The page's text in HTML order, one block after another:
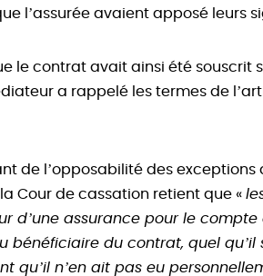
l’assurée avaient apposé leurs
le contrat avait ainsi été souscrit
a rappelé les termes de
de l’opposabilité des
Cour de cassation retient que «
d’une assurance pour le
bénéficiaire du contrat, quel qu’il
qu’il n’en ait pas eu